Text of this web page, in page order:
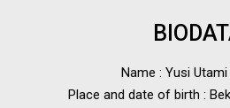
Name : Yusi
Place and date of birth :